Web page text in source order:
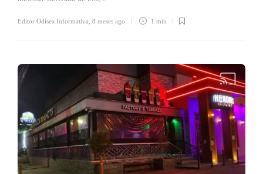
Editor Odisea Informativa 8 meses ago 1 min